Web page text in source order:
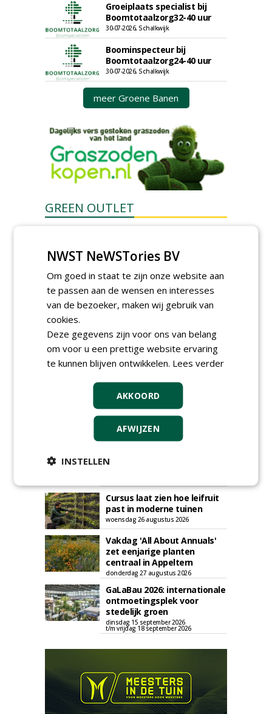
Groeiplaats specialist bij
Boomtotaalzorg32-40 uur
30-07-2026, Schalkwijk
Boominspecteur bij
Boomtotaalzorg24-40 uur
30-07-2026, Schalkwijk
meer Groene Banen
GREEN OUTLET
Plaats een gratis advertentie
AGENDA
Roadshow over
GreentoColour en Heem in
Swalmen
woensdag 12 augustus 2026
Menkehorst houdt
van ruim 100 kwekers
Cursus laat zien hoe leifruit
past in moderne tuinen
woensdag 26 augustus 2026
Vakdag 'All About Annuals'
zet eenjarige planten
centraal in Appeltern
donderdag 27 augustus 2026
GaLaBau 2026: internationale
ontmoetingsplek voor
stedelijk groen
dinsdag 15 september 2026
t/m vrijdag 18 september 2026
NWST NeWSTories BV
Om goed in staat te zijn onze website aan
te passen aan de wensen en interesses
van de bezoeker, maken wij gebruik van
cookies.
Deze gegevens zijn voor ons van belang
om voor u een prettige website ervaring
te kunnen blijven ontwikkelen. Lees verder
AKKOORD
AFWIJZEN
INSTELLEN